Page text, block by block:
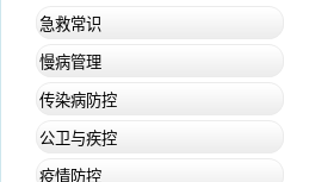
急救常识
慢病管理
传染病防控
公卫与疾控
疫情防控